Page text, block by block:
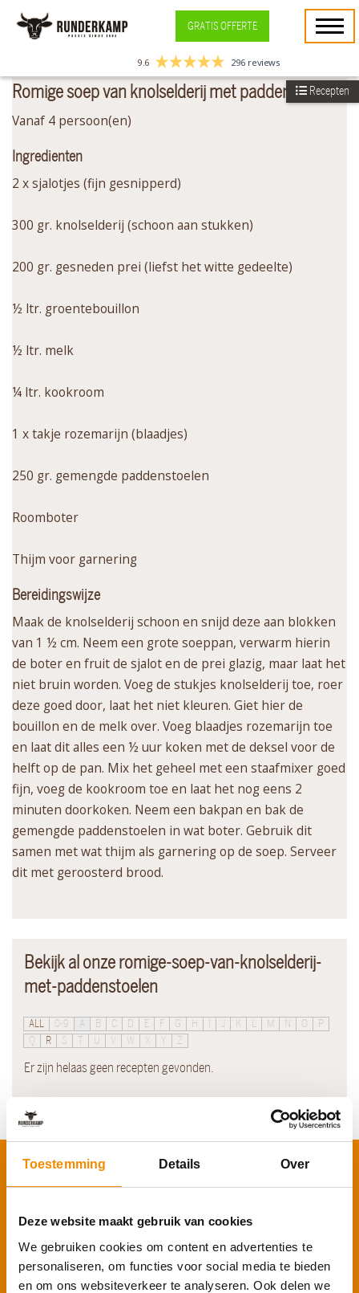
Toestemming Details Over
Deze website maakt gebruik van cookies
We gebruiken cookies om content en advertenties te
personaliseren, om functies voor social media te bieden
en om ons websiteverkeer te analyseren. Ook delen we
GRATIS OFFERTE
9.6 296 reviews
Romige soep van knolselderij met paddenstoelen
Vanaf 4 persoon(en)
Ingredienten
2 x sjalotjes (fijn gesnipperd)
300 gr. knolselderij (schoon aan stukken)
200 gr. gesneden prei (liefst het witte gedeelte)
½ ltr. groentebouillon
½ ltr. melk
¼ ltr. kookroom
1 x takje rozemarijn (blaadjes)
250 gr. gemengde paddenstoelen
Roomboter
Thijm voor garnering
Bereidingswijze
Maak de knolselderij schoon en snijd deze aan blokken
van 1 ½ cm. Neem een grote soeppan, verwarm hierin
de boter en fruit de sjalot en de prei glazig, maar laat het
niet bruin worden. Voeg de stukjes knolselderij toe, roer
deze goed door, laat het niet kleuren. Giet hier de
bouillon en de melk over. Voeg blaadjes rozemarijn toe
en laat dit alles een ½ uur koken met de deksel voor de
helft op de pan. Mix het geheel met een staafmixer goed
fijn, voeg de kookroom toe en laat het nog eens 2
minuten doorkoken. Neem een bakpan en bak de
gemengde paddenstoelen in wat boter. Gebruik dit
samen met wat thijm als garnering op de soep. Serveer
dit met geroosterd brood.
Bekijk al onze romige-soep-van-knolselderij-
met-paddenstoelen
ALL 0-9 A B C D E F G H K M N O
P
Q
R S T U V X Y Z
Er zijn helaas geen recepten gevonden.
Recepten
Schrijf je in voor onze nieuwsbrief
E-mailadres*